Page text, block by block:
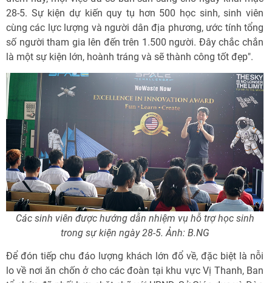
28-5. Sự kiện dự kiến quy tụ hơn 500 học sinh, sinh viên
cùng các lực lượng và người dân địa phương, ước tính tổng
số người tham gia lên đến trên 1.500 người. Đây chắc chắn
là một sự kiện lớn, hoành tráng và sẽ thành công tốt đẹp".
Các sinh viên được hướng dẫn nhiệm vụ hỗ trợ học sinh
trong sự kiện ngày 28-5. Ảnh: B.NG
Để đón tiếp chu đáo lượng khách lớn đổ về, đặc biệt là nỗi
lo về nơi ăn chốn ở cho các đoàn tại khu vực Vị Thanh, Ban